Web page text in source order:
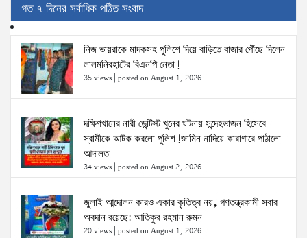
গত ৭ দিনের সর্বাধিক পঠিত সংবাদ
নিজ ভায়রাকে মাদকসহ পুলিশে দিয়ে বাড়িতে বাজার পৌঁছে দিলেন
লালমনিরহাটের বিএনপি নেতা!
35 views posted on August 1, 2026
দক্ষিণখানের নারী ডেন্টিস্ট খুনের ঘটনায় সন্দেহভাজন হিসেবে
স্বামীকে আটক করলো পুলিশ!জামিন নাদিয়ে কারাগারে পাঠালো
আদালত
34 views posted on August 2, 2026
জুলাই আন্দোলন কারও একার কৃতিত্ব নয়, গণতন্ত্রকামী সবার
অবদান রয়েছে: আতিকুর রহমান রুমন
20 views posted on August 1, 2026